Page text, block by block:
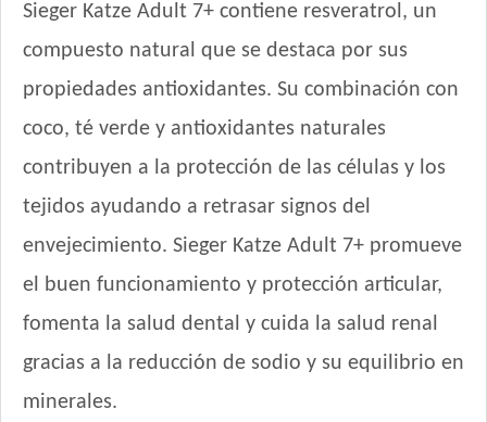
Sieger Katze Adult 7+ contiene resveratrol, un
compuesto natural que se destaca por sus
propiedades antioxidantes. Su combinación con
coco, té verde y antioxidantes naturales
contribuyen a la protección de las células y los
tejidos ayudando a retrasar signos del
envejecimiento. Sieger Katze Adult 7+ promueve
el buen funcionamiento y protección articular,
fomenta la salud dental y cuida la salud renal
gracias a la reducción de sodio y su equilibrio en
minerales.